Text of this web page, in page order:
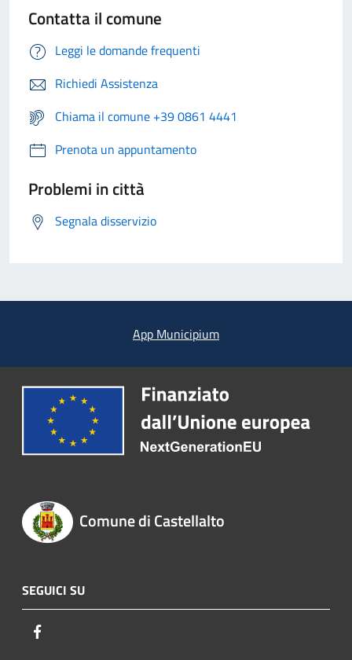
Contatta il comune
Leggi le domande frequenti
Richiedi Assistenza
Chiama il comune +39 0861 4441
Prenota un appuntamento
Problemi in città
Segnala disservizio
App Municipium
Comune di Castellalto
SEGUICI SU